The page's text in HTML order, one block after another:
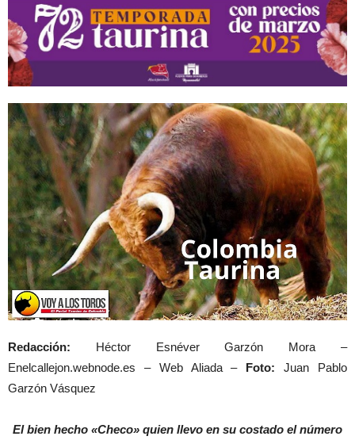
Redacción: Héctor Esnéver Garzón Mora –
Enelcallejon.webnode.es – Web Aliada – Foto:Juan Pablo
Garzón Vásquez
El bien hecho «Checo» quien llevo en su costado el número